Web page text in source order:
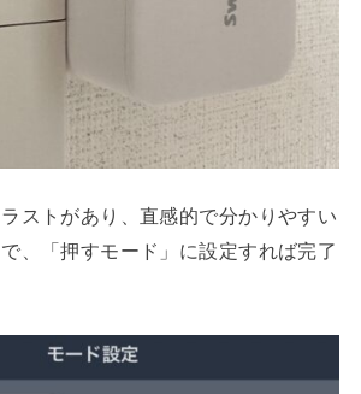
ストがあり、直感的で分かりやすい
、「押すモード」に設定すれば完了